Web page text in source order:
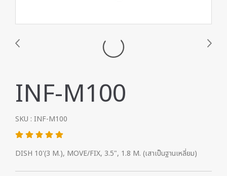
INF-M100
SKU : INF-M100
DISH 10'(3 M.), MOVE/FIX, 3.5", 1.8 M. (เสาเป็นฐานเหลี่ยม)